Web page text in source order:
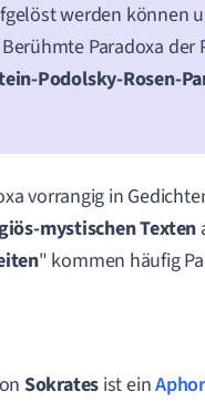
werden können
Paradoxa der
Podolsky-Rosen-
vorrangig in
mystischen Texten
" kommen häufig
Sokrates ist ein